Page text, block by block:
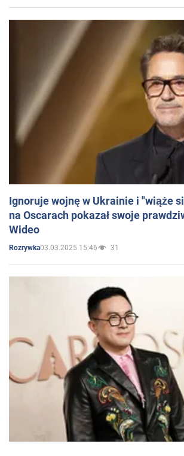
Ignoruje wojnę w Ukrainie i "wiąże
na Oscarach pokazał swoje
Wideo
Rozrywka03.03.2025 15:46 31